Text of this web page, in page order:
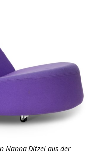
Nanna Ditzel aus der